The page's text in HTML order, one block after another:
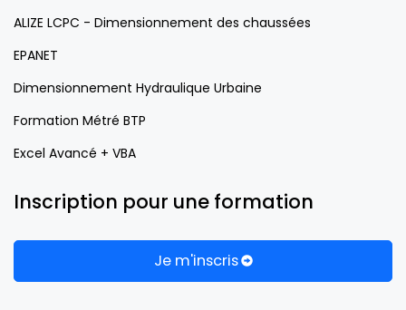
ALIZE LCPC - Dimensionnement des chaussées
EPANET
Dimensionnement Hydraulique Urbaine
Formation Métré BTP
Excel Avancé + VBA
Inscription pour une formation
Je m'inscris